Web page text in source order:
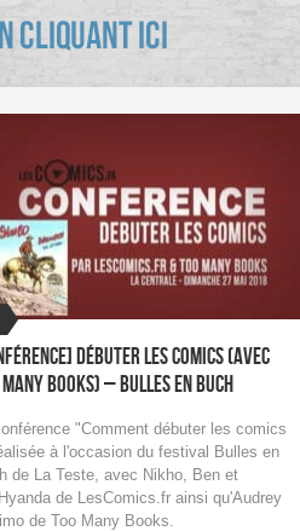
Débuter les comics (avec
Books) – Bulles en Buch
"Comment débuter les comics
à l'occasion du festival Bulles en
de La Teste, avec Nikho, Ben et
de LesComics.fr ainsi qu'Audrey
de Too Many Books.